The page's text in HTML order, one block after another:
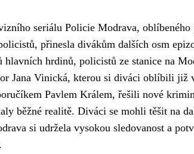
seriálu Policie Modrava,
přinesla divákům dalších osm
hlavních hrdinů, policistů ze stanice na
Jana Vinická, kterou si diváci oblíbili již
Pavlem Králem, řešili nové
běžné realitě. Diváci se mohli těšit na
si udržela vysokou sledovanost a